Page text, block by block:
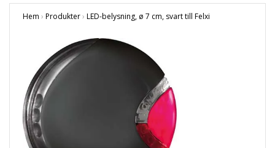
Hem › Produkter› LED-belysning, ø 7 cm, svart till Felxi